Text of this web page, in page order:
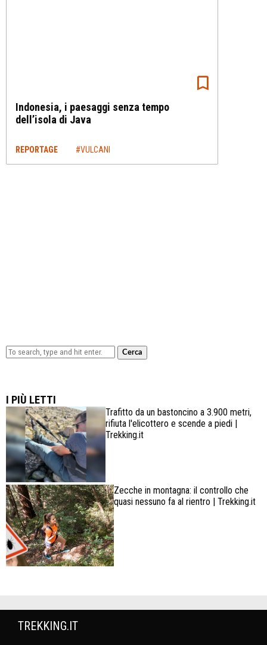
Indonesia, i paesaggi senza tempo
dell’isola di Java
REPORTAGE #VULCANI
Cerca
I PIÙ LETTI
Trafitto da un bastoncino a 3.900 metri,
rifiuta l'elicottero e scende a piedi |
Trekking.it
Zecche in montagna: il controllo che
quasi nessuno fa al rientro | Trekking.it
TREKKING.IT